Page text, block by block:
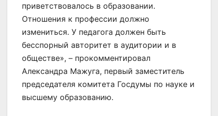
приветствовалось в образовании.
Отношения к профессии должно
измениться. У педагога должен быть
бесспорный авторитет в аудитории и в
обществе», – прокомментировал
Александра Мажуга, первый заместитель
председателя комитета Госдумы по науке и
высшему образованию.